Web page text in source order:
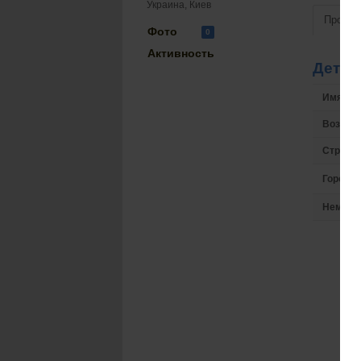
Украина, Киев
Фото 0
Активность
Имя на
Возраст
Страна
Город